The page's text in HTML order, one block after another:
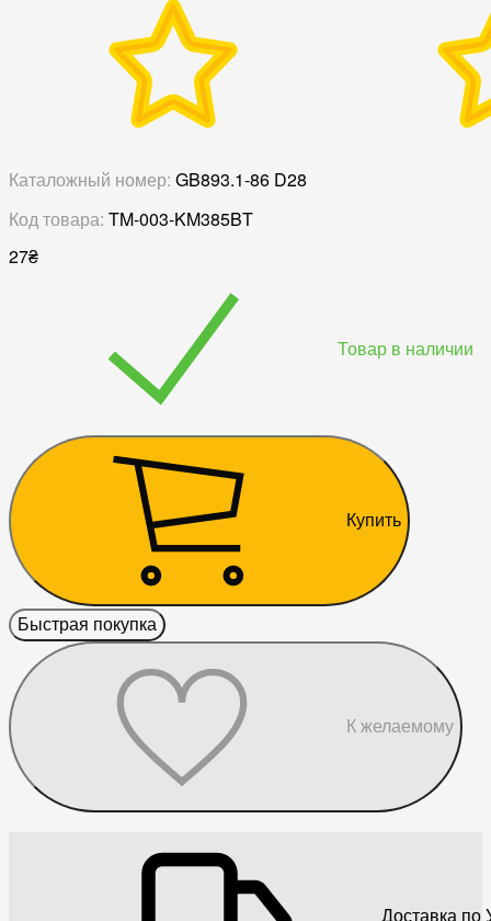
Каталожный номер: GB893.1-86 D28
Код товара: TM-003-KM385BT
27₴
Товар в наличии
Купить
Быстрая покупка
К желаемому
Доставка по